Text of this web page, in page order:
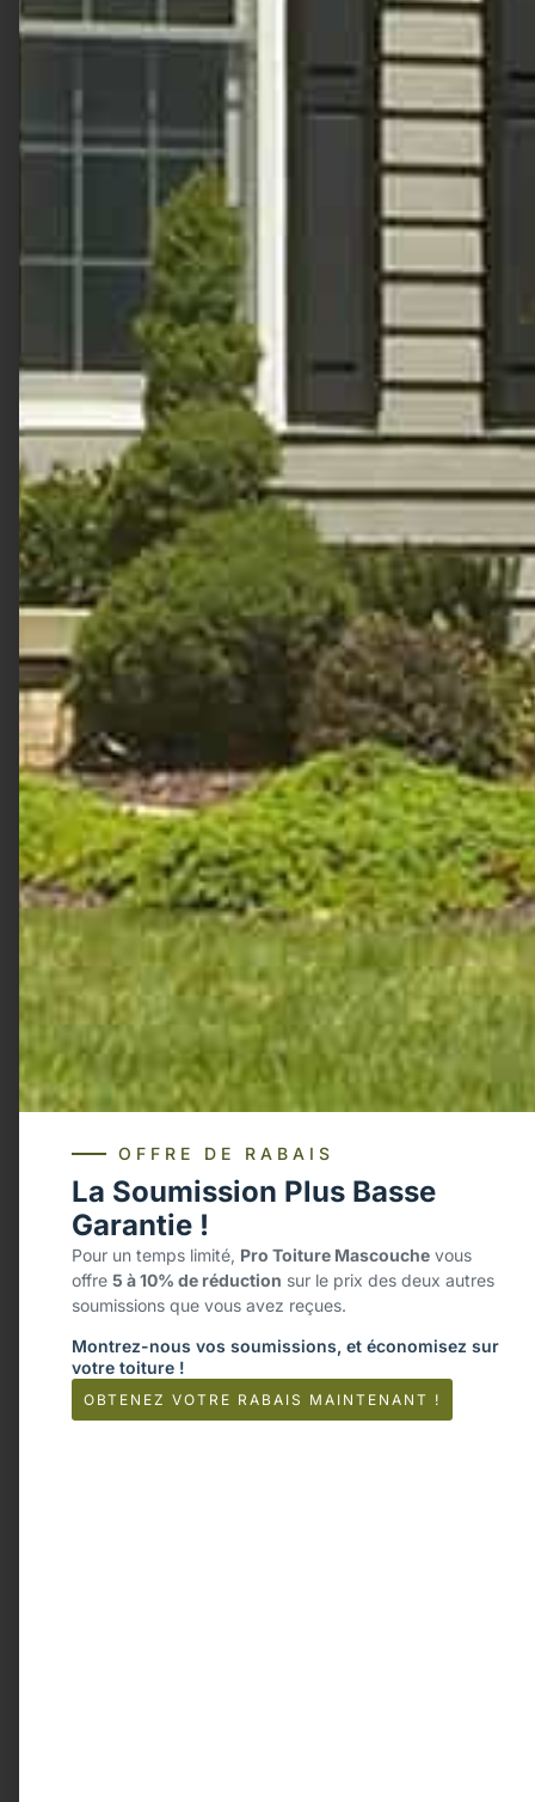
OFFRE DE RABAIS
La Soumission Plus Basse
Garantie !
Pour un temps limité, Pro Toiture Mascouche vous
offre5 à 10% de réduction sur le prix des deux autres
soumissions que vous avez reçues.
Montrez-nous vos soumissions, et économisez sur
votre toiture !
OBTENEZ VOTRE RABAIS MAINTENANT !